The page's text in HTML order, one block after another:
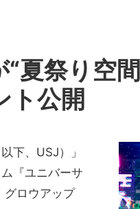
“夏祭り空
ト公開
下、USJ）」
『ユニバーサ
グロウアップ